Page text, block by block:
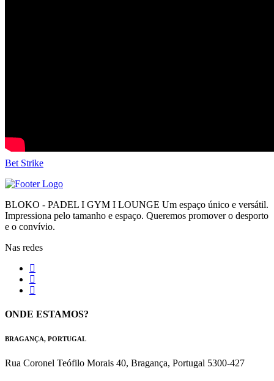
Bet Strike
BLOKO - PADEL I GYM I LOUNGE Um espaço único e versátil.
Impressiona pelo tamanho e espaço. Queremos promover o desporto
e o convívio.
Nas redes
ONDE ESTAMOS?
BRAGANÇA, PORTUGAL
Rua Coronel Teófilo Morais 40, Bragança, Portugal 5300-427